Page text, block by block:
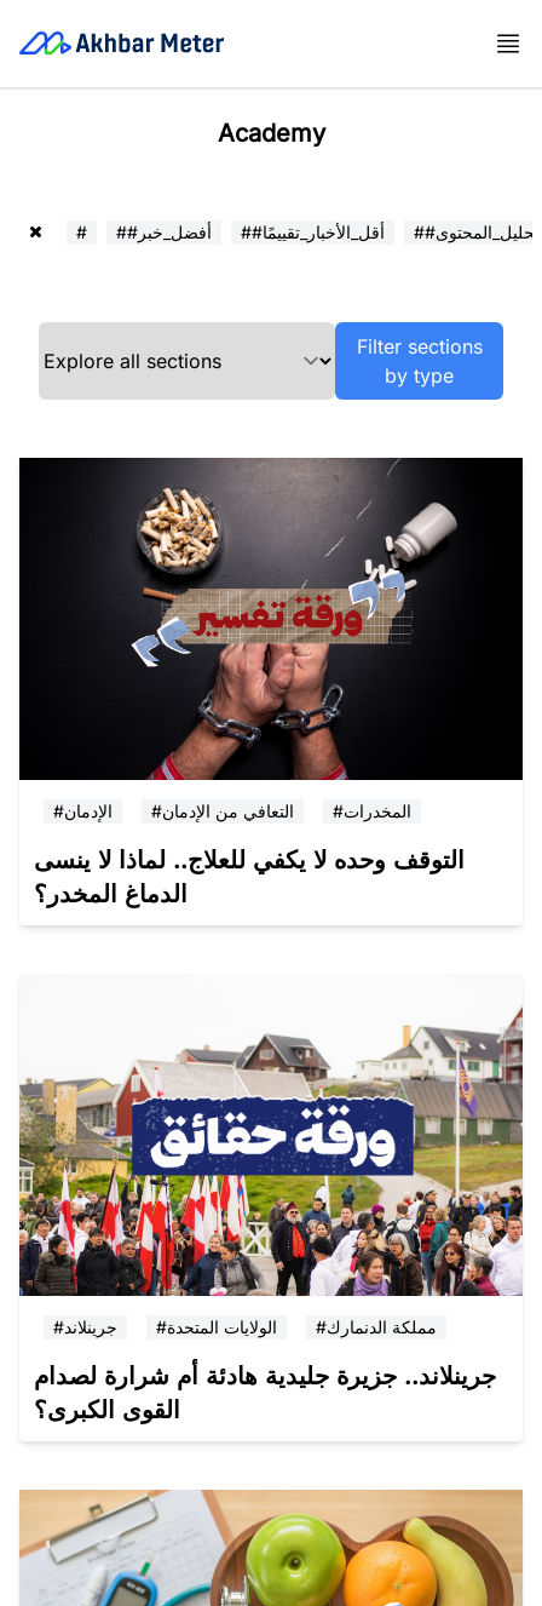
Academy
# ##أفضل_خبر ##أقل_الأخبار_تقييمًا ##تحليل_المحتوى
Filter sections
by type
#الإدمان #التعافي من الإدمان #المخدرات
التوقف وحده لا يكفي للعلاج.. لماذا لا ينسى
الدماغ المخدر؟
#جرينلاند #الولايات المتحدة #مملكة الدنمارك
جرينلاند.. جزيرة جليدية هادئة أم شرارة لصدام
القوى الكبرى؟